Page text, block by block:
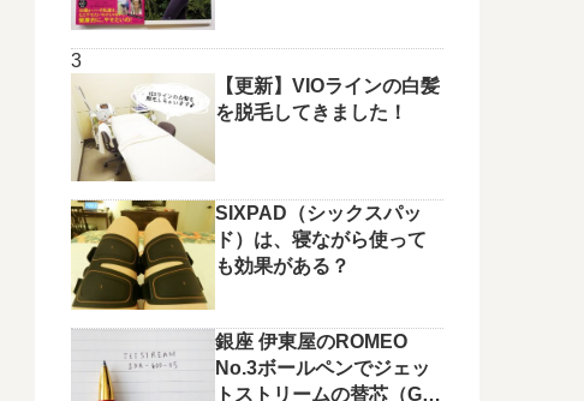
【更新】VIOラインの白髪
を脱毛してきました！
SIXPAD（シックスパッ
ド）は、寝ながら使って
も効果がある？
銀座 伊東屋のROMEO
No.3ボールペンでジェッ
トストリームの替芯（G2